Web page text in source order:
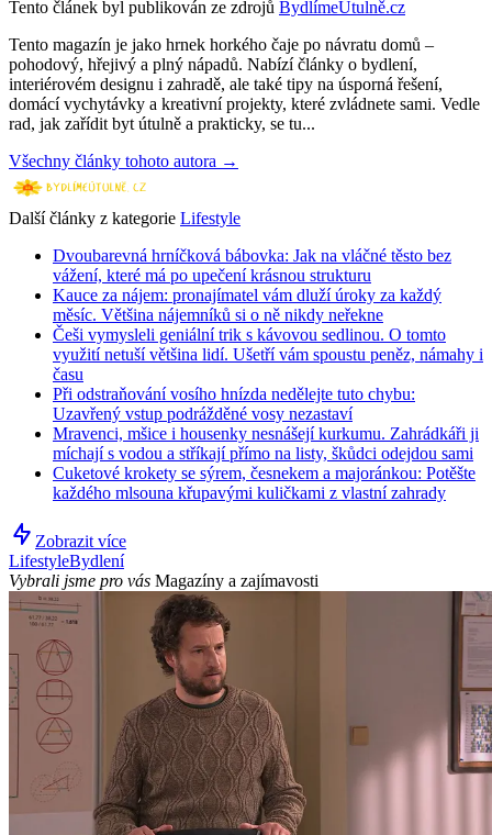
Tento článek byl publikován ze zdrojů BydlímeÚtulně.cz
Tento magazín je jako hrnek horkého čaje po návratu domů –
pohodový, hřejivý a plný nápadů. Nabízí články o bydlení,
interiérovém designu i zahradě, ale také tipy na úsporná řešení,
domácí vychytávky a kreativní projekty, které zvládnete sami. Vedle
rad, jak zařídit byt útulně a prakticky, se tu...
Všechny články tohoto autora →
Další články z kategorie Lifestyle
Dvoubarevná hrníčková bábovka: Jak na vláčné těsto bez
vážení, které má po upečení krásnou strukturu
Kauce za nájem: pronajímatel vám dluží úroky za každý
měsíc. Většina nájemníků si o ně nikdy neřekne
Češi vymysleli geniální trik s kávovou sedlinou. O tomto
využití netuší většina lidí. Ušetří vám spoustu peněz, námahy i
času
Při odstraňování vosího hnízda nedělejte tuto chybu:
Uzavřený vstup podrážděné vosy nezastaví
Mravenci, mšice i housenky nesnášejí kurkumu. Zahrádkáři ji
míchají s vodou a stříkají přímo na listy, škůdci odejdou sami
Cuketové krokety se sýrem, česnekem a majoránkou: Potěšte
každého mlsouna křupavými kuličkami z vlastní zahrady
Zobrazit více
LifestyleBydlení
Vybrali jsme pro vás Magazíny a zajímavosti